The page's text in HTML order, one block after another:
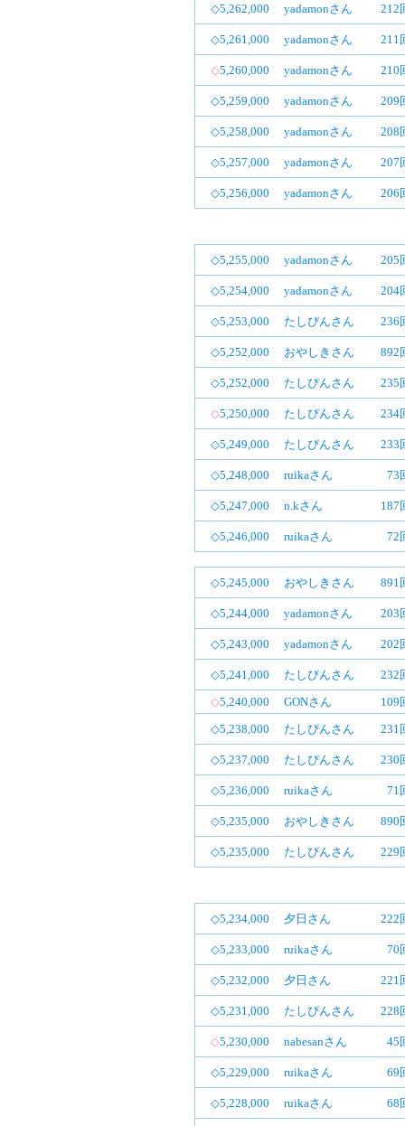
◇5,262,000 yadamonさん 212
◇5,261,000 yadamonさん 211
◇5,260,000 yadamonさん 210
◇5,259,000 yadamonさん 209
◇5,258,000 yadamonさん 208
◇5,257,000 yadamonさん 207
◇5,256,000 yadamonさん 206
◇5,255,000 yadamonさん 205
◇5,254,000 yadamonさん 204
◇5,253,000 たしぴんさん 236
◇5,252,000 おやしきさん 892
◇5,252,000 たしぴんさん 235
◇5,250,000 たしぴんさん 234
◇5,249,000 たしぴんさん 233
◇5,248,000 ruikaさん 73
◇5,247,000 n.kさん 187
◇5,246,000 ruikaさん 72
◇5,245,000 おやしきさん 891
◇5,244,000 yadamonさん 203
◇5,243,000 yadamonさん 202
◇5,241,000 たしぴんさん
232
◇5,240,000 GONさん
109
◇5,238,000
たしぴんさん 231
◇5,237,000 たしぴんさん 230
◇5,236,000 ruikaさん 71
◇5,235,000 おやしきさん 890
◇5,235,000 たしぴんさん 229
◇5,234,000 夕日さん 222
◇5,233,000 ruikaさん 70
◇5,232,000 夕日さん 221
◇5,231,000 たしぴんさん 228
◇5,230,000 nabesanさん 45
◇5,229,000 ruikaさん 69
◇5,228,000 ruikaさん 68